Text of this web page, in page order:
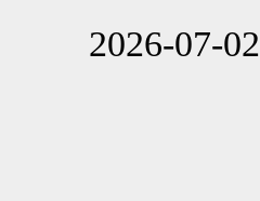
2026-07-02